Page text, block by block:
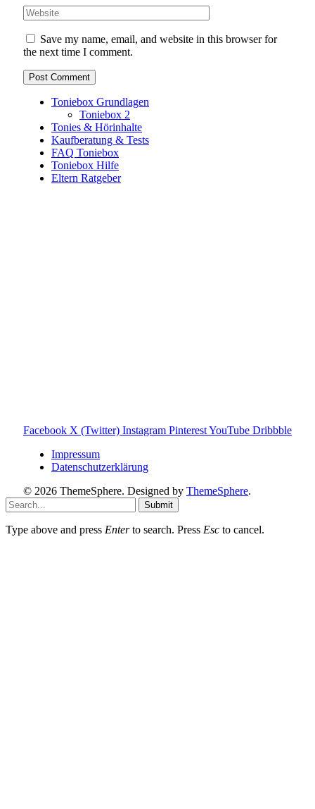
Save my name, email, and website in this browser for
the next time I comment.
Toniebox Grundlagen
Toniebox 2
Tonies & Hörinhalte
Kaufberatung & Tests
FAQ Toniebox
Toniebox Hilfe
Eltern Ratgeber
Facebook X (Twitter) Instagram PinterestYouTube Dribbble
Impressum
Datenschutzerklärung
© 2026 ThemeSphere. Designed by ThemeSphere.
Submit
Type above and press Enterto search. Press Esc to cancel.